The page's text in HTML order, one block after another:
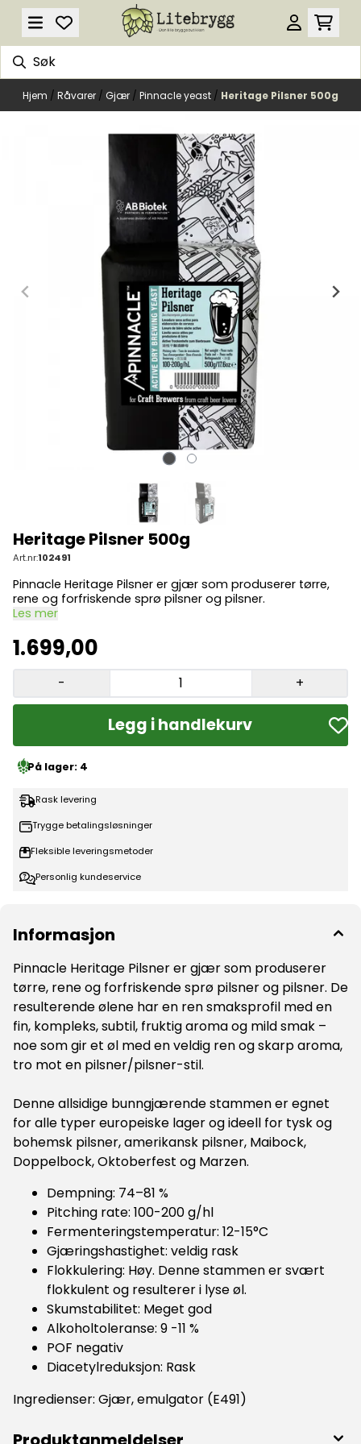
Hopp til innhold
Hjem / Råvarer / Gjær / Pinnacle yeast / Heritage Pilsner 500g
Heritage Pilsner 500g
Art.nr:102491
Pinnacle Heritage Pilsner er gjær som produserer tørre,
rene og forfriskende sprø pilsner og pilsner.
Les mer
1.699,00
- +
Legg i handlekurv
På lager: 4
Rask levering
Trygge betalingsløsninger
Fleksible leveringsmetoder
Personlig kundeservice
Informasjon
Pinnacle Heritage Pilsner er gjær som produserer
tørre, rene og forfriskende sprø pilsner og pilsner. De
resulterende ølene har en ren smaksprofil med en
fin, kompleks, subtil, fruktig aroma og mild smak –
noe som gir et øl med en veldig ren og skarp aroma,
tro mot en pilsner/pilsner-stil.
Denne allsidige bunngjærende stammen er egnet
for alle typer europeiske lager og ideell for tysk og
bohemsk pilsner, amerikansk pilsner, Maibock,
Doppelbock, Oktoberfest og Marzen.
Dempning: 74–81 %
Pitching rate: 100-200 g/hl
Fermenteringstemperatur: 12-15°C
Gjæringshastighet: veldig rask
Flokkulering: Høy. Denne stammen er svært
flokkulent og resulterer i lyse øl.
Skumstabilitet: Meget god
Alkoholtoleranse: 9 -11 %
POF negativ
Diacetylreduksjon: Rask
Ingredienser: Gjær, emulgator (E491)